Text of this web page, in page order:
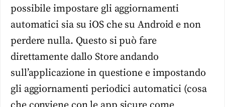
possibile impostare gli aggiornamenti
automatici sia su iOS che su Android e non
perdere nulla. Questo si può fare
direttamente dallo Store andando
sull’applicazione in questione e impostando
gli aggiornamenti periodici automatici (cosa